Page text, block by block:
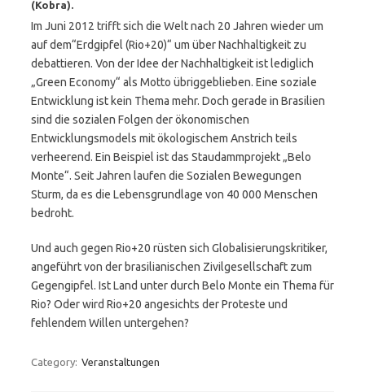
(Kobra).
Im Juni 2012 trifft sich die Welt nach 20 Jahren wieder um
auf dem“Erdgipfel (Rio+20)“ um über Nachhaltigkeit zu
debattieren. Von der Idee der Nachhaltigkeit ist lediglich
„Green Economy“ als Motto übriggeblieben. Eine soziale
Entwicklung ist kein Thema mehr. Doch gerade in Brasilien
sind die sozialen Folgen der ökonomischen
Entwicklungsmodels mit ökologischem Anstrich teils
verheerend. Ein Beispiel ist das Staudammprojekt „Belo
Monte“. Seit Jahren laufen die Sozialen Bewegungen
Sturm, da es die Lebensgrundlage von 40 000 Menschen
bedroht.
Und auch gegen Rio+20 rüsten sich Globalisierungskritiker,
angeführt von der brasilianischen Zivilgesellschaft zum
Gegengipfel. Ist Land unter durch Belo Monte ein Thema für
Rio? Oder wird Rio+20 angesichts der Proteste und
fehlendem Willen untergehen?
Category: Veranstaltungen